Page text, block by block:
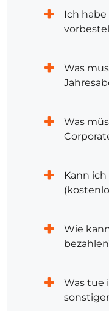
Ich
Was
Was
Kann
Wie
Was tue